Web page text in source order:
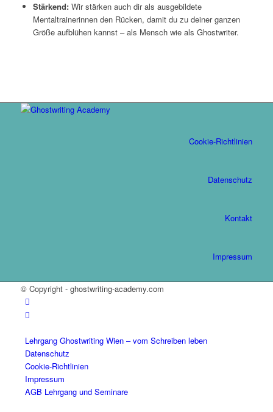
Stärkend:Wir stärken auch dir als ausgebildete
Mentaltrainerinnen den Rücken, damit du zu deiner ganzen
Größe aufblühen kannst – als Mensch wie als Ghostwriter.
Cookie-Richtlinien
Datenschutz
Kontakt
Impressum
© Copyright - ghostwriting-academy.com
Lehrgang Ghostwriting Wien – vom Schreiben leben
Datenschutz
Cookie-Richtlinien
Impressum
AGB Lehrgang und Seminare